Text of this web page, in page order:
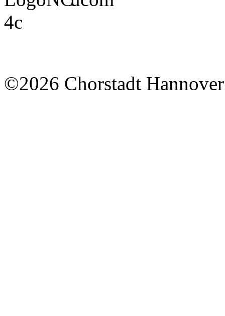
©2026 Chorstadt Hannover